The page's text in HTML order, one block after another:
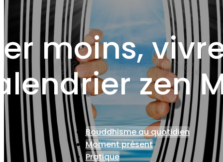
moins,
zen
Bouddhisme au quotidien
Moment présent
Pratique